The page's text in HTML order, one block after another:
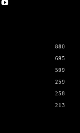
880
695
599
259
258
213